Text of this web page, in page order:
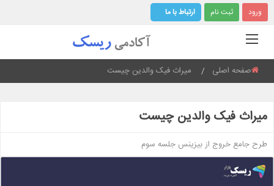
ورود ثبت نام ارتباط با ما
Current:
میراث فیک والدین چیست صفحه اصلی
میراث فیک والدین چیست
طرح جامع خروج از بیزینس جلسه سوم